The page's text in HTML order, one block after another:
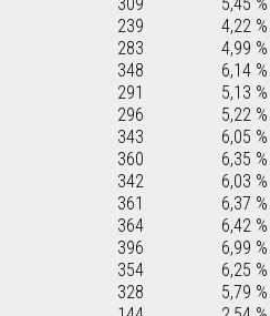
239
4,22 %
283
4,99 %
348
6,14 %
291
5,13 %
296
5,22 %
343
6,05 %
360
6,35 %
342
6,03 %
361
6,37 %
364
6,42 %
396
6,99 %
354
6,25 %
328
5,79 %